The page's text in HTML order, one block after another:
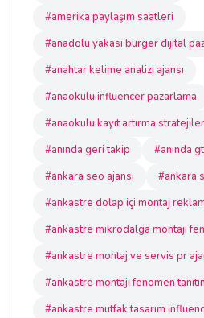
#amerika paylaşım saatleri
#anadolu yakası burger dijital
#anahtar kelime analizi ajansı
#anaokulu influencer pazarlama
#anaokulu kayıt artırma
#anında geri takip
#anında gt
#ankara seo ajansı
#ankara
#ankastre dolap içi montaj
#ankastre mikrodalga montajı
#ankastre montaj ve servis pr
#ankastre montajı fenomen
#ankastre mutfak tasarım